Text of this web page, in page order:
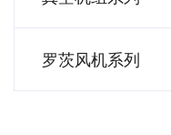
罗茨风机系列